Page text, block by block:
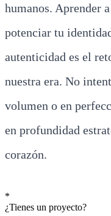
humanos. Aprender
potenciar tu
autenticidad es el
nuestra era. No
volumen o en
en profundidad
corazón.
*
¿Tienes un proyecto?